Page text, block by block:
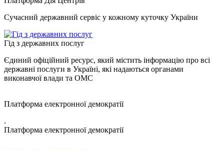
Сучасний державний сервіс у кожному куточку України
Гід з державних послуг
Єдиний офіційний ресурс, який містить інформацію про всі
державні послуги в Україні, які надаються органами
виконавчої влади та ОМС
Платформа електронної демократії
.
Платформа електронної демократії